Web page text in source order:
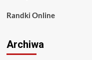
Randki Online
Archiwa